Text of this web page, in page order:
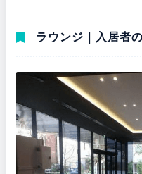
ラウンジ｜入居者